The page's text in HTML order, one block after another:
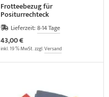
Frotteebezug für
Positurrechteck
Lieferzeit: 8-14 Tage
43,00 €
inkl. 19 % MwSt. zzgl.Versand